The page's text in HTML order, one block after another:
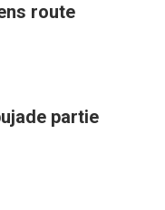
route
partie